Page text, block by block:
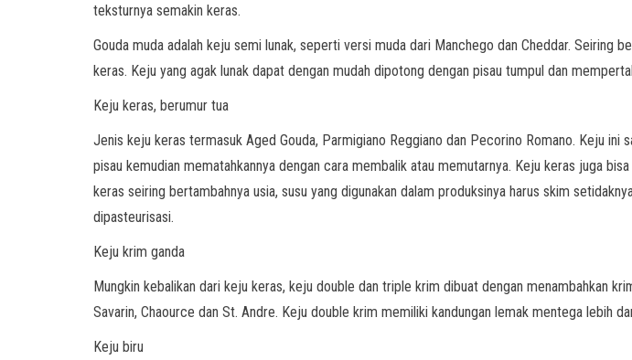
teksturnya semakin keras.
Gouda muda adalah keju semi lunak, seperti versi muda dari Manchego dan Cheddar. Seiring
keras. Keju yang agak lunak dapat dengan mudah dipotong dengan pisau tumpul dan
Keju keras, berumur tua
Jenis keju keras termasuk Aged Gouda, Parmigiano Reggiano dan Pecorino Romano. Keju
pisau kemudian mematahkannya dengan cara membalik atau memutarnya. Keju keras juga
keras seiring bertambahnya usia, susu yang digunakan dalam produksinya harus skim
dipasteurisasi.
Keju krim ganda
Mungkin kebalikan dari keju keras, keju double dan triple krim dibuat dengan menambahkan
Savarin, Chaource dan St. Andre. Keju double krim memiliki kandungan lemak mentega lebih
Keju biru